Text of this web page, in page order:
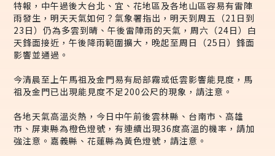
特報，中午過後大台北、宜、花地區及各地山區容易有雷陣
雨發生，明天天氣如何？氣象署指出，明天到周五（21日到
23日）仍為多雲到晴、午後雷陣雨的天氣，周六（24日）白
天鋒面接近，午後降雨範圍擴大，晚起至周日（25日）鋒面
影響並通過。
今清晨至上午馬祖及金門易有局部霧或低雲影響能見度，馬
祖及金門已出現能見度不足200公尺的現象，請注意。
各地天氣高溫炎熱，今日中午前後雲林縣、台南市、高雄
市、屏東縣為橙色燈號，有連續出現36度高溫的機率，請加
強注意。嘉義縣、花蓮縣為黃色燈號，請注意。